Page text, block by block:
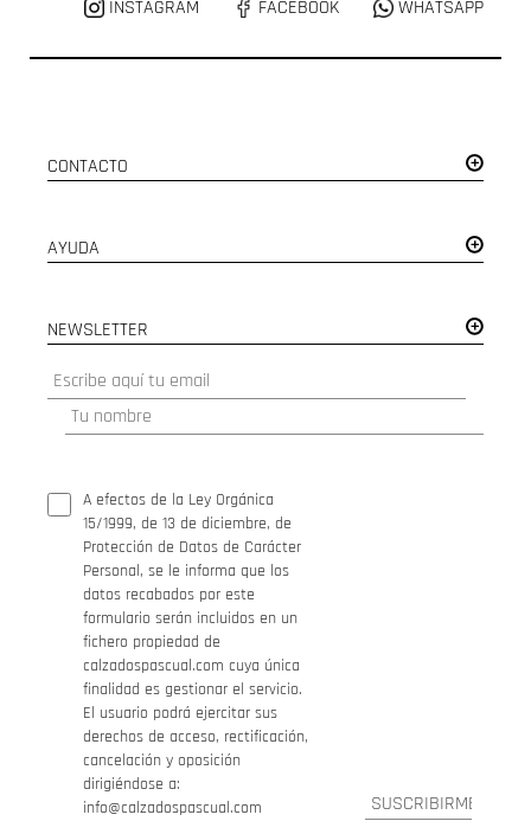
INSTAGRAM
FACEBOOK WHATSAPP
CONTACTO
AYUDA
NEWSLETTER
A efectos de la Ley Orgánica
15/1999, de 13 de diciembre, de
Protección de Datos de Carácter
Personal, se le informa que los
datos recabados por este
formulario serán incluidos en un
fichero propiedad de
calzadospascual.com cuya única
finalidad es gestionar el servicio.
El usuario podrá ejercitar sus
derechos de acceso, rectificación,
cancelación y oposición
dirigiéndose a:
info@calzadospascual.com